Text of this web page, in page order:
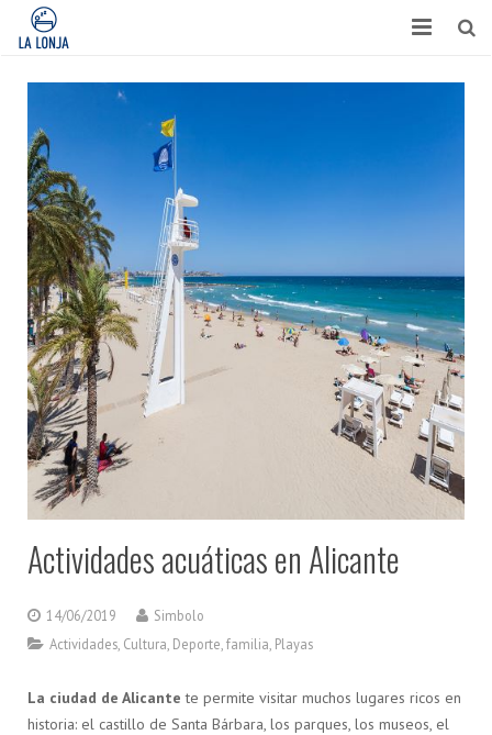
HABITACIONES
CONTACTO
TURISMO
OPINIONES
BLOG
APARTAMENTOS
Actividades acuáticas en Alicante
14/06/2019
Simbolo
Actividades Cultura Deporte familia Playas
La ciudad de Alicante te permite visitar muchos lugares ricos en
historia: el castillo de Santa Bárbara, los parques, los museos, el